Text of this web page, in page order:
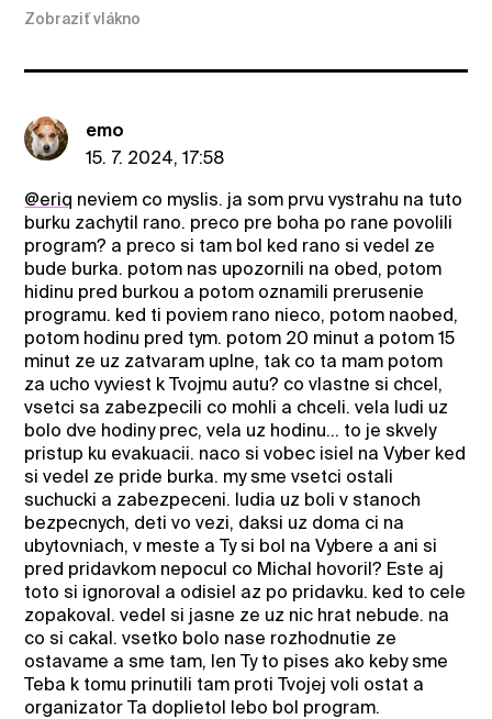
Zobraziť vlákno
emo
15. 7. 2024, 17:58
@eriq neviem co myslis. ja som prvu vystrahu na tuto
burku zachytil rano. preco pre boha po rane povolili
program? a preco si tam bol ked rano si vedel ze
bude burka. potom nas upozornili na obed, potom
hidinu pred burkou a potom oznamili prerusenie
programu. ked ti poviem rano nieco, potom naobed,
potom hodinu pred tym. potom 20 minut a potom 15
minut ze uz zatvaram uplne, tak co ta mam potom
za ucho vyviest k Tvojmu autu? co vlastne si chcel,
vsetci sa zabezpecili co mohli a chceli. vela ludi uz
bolo dve hodiny prec, vela uz hodinu... to je skvely
pristup ku evakuacii. naco si vobec isiel na Vyber ked
si vedel ze pride burka. my sme vsetci ostali
suchucki a zabezpeceni. ludia uz boli v stanoch
bezpecnych, deti vo vezi, daksi uz doma ci na
ubytovniach, v meste a Ty si bol na Vybere a ani si
pred pridavkom nepocul co Michal hovoril? Este aj
toto si ignoroval a odisiel az po pridavku. ked to cele
zopakoval. vedel si jasne ze uz nic hrat nebude. na
co si cakal. vsetko bolo nase rozhodnutie ze
ostavame a sme tam, len Ty to pises ako keby sme
Teba k tomu prinutili tam proti Tvojej voli ostat a
organizator Ta doplietol lebo bol program.